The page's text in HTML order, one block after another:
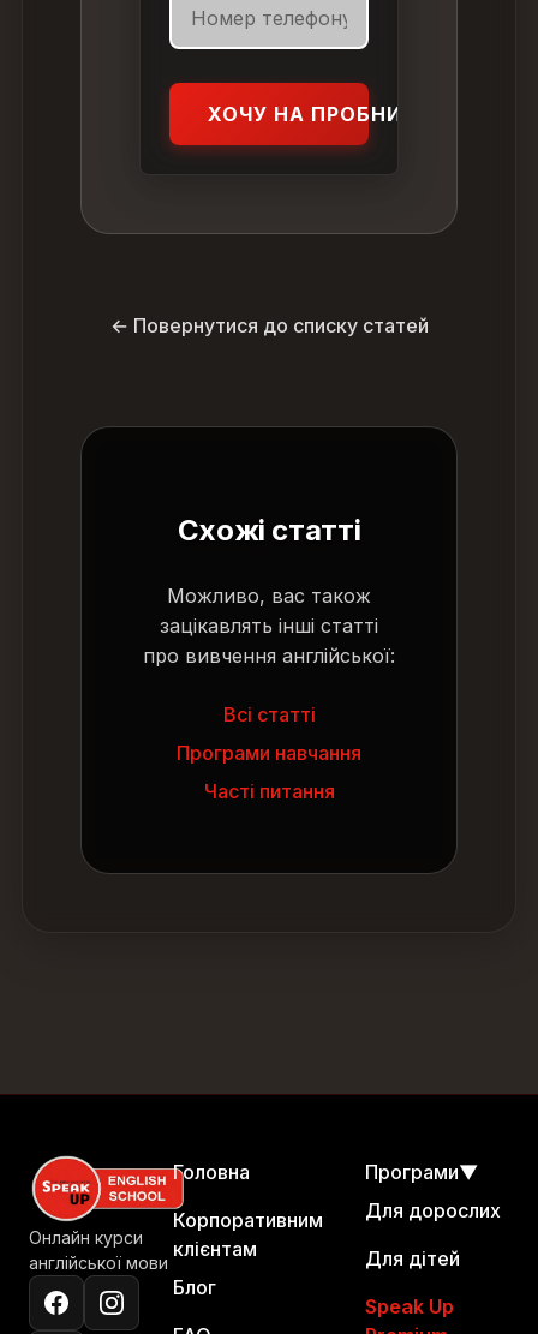
ХОЧУ НА ПРОБНИЙ УРОК
← Повернутися до списку статей
Схожі статті
Можливо, вас також
зацікавлять інші статті
про вивчення англійської:
Всі статті
Програми навчання
Часті питання
Онлайн курси
англійської мови
Головна
Корпоративним
клієнтам
Блог
Програми▼
Для дорослих
Для дітей
Speak Up